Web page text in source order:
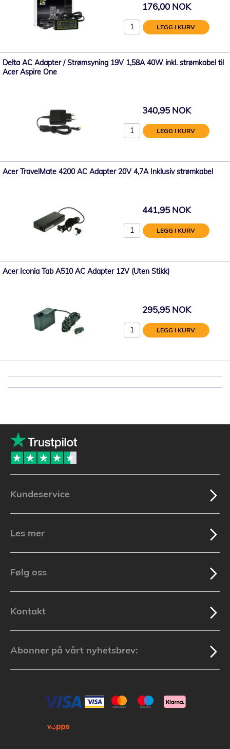
176,00 NOK
LEGG I KURV
Delta AC Adapter / Strømsyning 19V 1,58A 40W inkl. strømkabel til
Acer Aspire One
340,95 NOK
LEGG I KURV
Acer TravelMate 4200 AC Adapter 20V 4,7A Inklusiv strømkabel
441,95 NOK
LEGG I KURV
Acer Iconia Tab A510 AC Adapter 12V (Uten Stikk)
295,95 NOK
LEGG I KURV
Kundeservice
Les mer
Følg oss
Kontakt
Abonner på vårt nyhetsbrev: